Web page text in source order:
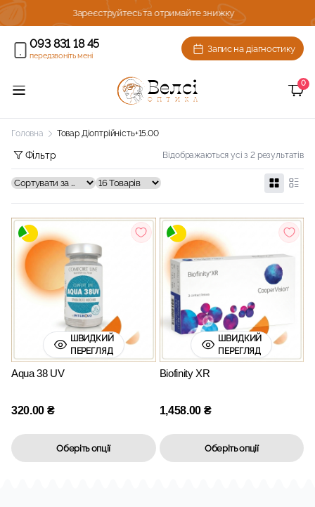
отримайте знижку Комплексна діагности зору з
093 831 18 45
передзвоніть мені
Запис на діагностику
0
Головна Товар Діоптрійність+15.00
Відображаються усі з 2 результатів
Фільтр
ШВИДКИЙ
ПЕРЕГЛЯД
Aqua 38 UV
320.00 ₴
Оберіть опції
ШВИДКИЙ
ПЕРЕГЛЯД
Biofinity XR
1,458.00 ₴
Оберіть опції